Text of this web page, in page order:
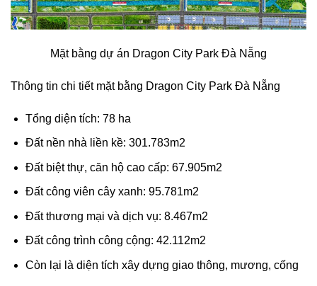
Mặt bằng dự án Dragon City Park Đà Nẵng
Thông tin chi tiết mặt bằng Dragon City Park Đà Nẵng
Tổng diện tích: 78 ha
Đất nền nhà liền kề: 301.783m2
Đất biệt thự, căn hộ cao cấp: 67.905m2
Đất công viên cây xanh: 95.781m2
Đất thương mại và dịch vụ: 8.467m2
Đất công trình công cộng: 42.112m2
Còn lại là diện tích xây dựng giao thông, mương, cống